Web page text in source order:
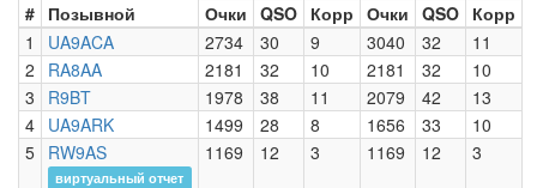
# Позывной
Очки QSO Корр Очки QSO Корр
1
UA9ACA 2734 30 9 3040 32
11
2
RA8AA 2181 32 10 2181 32
10
3
R9BT 1978 38 11 2079 42
13
4 UA9ARK 1499 28 8 1656 33
10
5 RW9AS
виртуальный отчет
1169 12 3 1169 12 3